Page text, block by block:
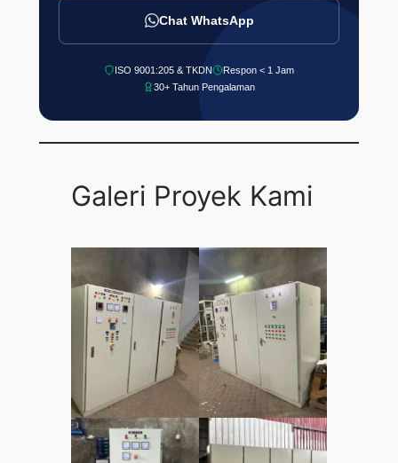
Chat WhatsApp
ISO 9001:205 & TKDN
Respon < 1 Jam
30+ Tahun Pengalaman
Galeri Proyek Kami